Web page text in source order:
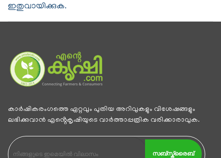
ഇതുവായിക്കുക.
കാര്‍ഷികരംഗത്തെ ഏറ്റവും പുതിയ അറിവുകളും വിശേഷങ്ങളും
ലഭിക്കുവാന്‍ എൻ്റെകൃഷിയുടെ വാര്‍ത്താപ്പത്രിക വരിക്കാരാവുക.
സബ്സ്ക്രൈബ്